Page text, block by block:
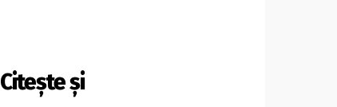
Citește și